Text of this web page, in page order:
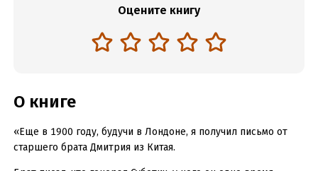
Оцените книгу
О книге
«Еще в 1900 году, будучи в Лондоне, я получил письмо от
старшего брата Дмитрия из Китая.